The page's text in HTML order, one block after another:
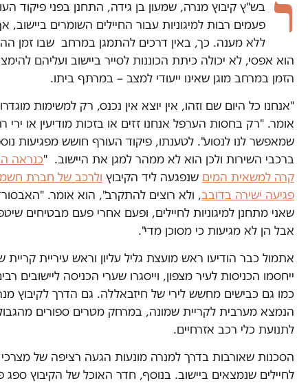
ר בש"ץ קיבוץ מנרה, שמעון בן גידה, התחנן בפני פיקוד
פעמים רבות למיגוניות עבור החיילים השומרים ביישוב,
ללא מענה. כך, באין דרכים להתמגן במרחב שבו זמן
הוא אפסי, לא יכולה כיתת הכוננות לסייר ביישוב ועליהם
הזמן במרחב מוגן שאינו ייעודי למצב – במרתף ביתו.
"אנחנו כל היום שם וזהו, אין יוצא אין נכנס, רק למשימות
אומר. "רק בחסות הערפל אנחנו זזים או בזכות מודיעין או ירי
שמאפשר לנו לנסוע". לטענתו, פיקוד העורף חושש מפגיעות
ברכבי השירות ולכן הוא לא ממהר למגן את היישוב. "כנראה
קרה למשאית המים שנפגעה ליד הקיבוץ ולרכב של חברת
פגיעה ישירה בדובב, ולא רוצים להתקרב", הוא אומר.
שאני מתחנן למיגוניות לחיילים, ופעם אחרי פעם מבטיחים
אבל הן לא מגיעות כי מסוכן מדי".
אתמול כבר הודיעו ראש מועצת גליל עליון וראש עיריית קריית
ייחסמו הכניסות לעיר מצפון, וייסגרו שערי הכניסה ליישובים
כמו גם כבישים מחשש לירי של חיזבאללה. גם הדרך לקיבוץ
הנמצא מערבית לקריית שמונה, במרחק מטרים ספורים
לתנועת כלי רכב אזרחיים.
הסכנות שאורבות בדרך למנרה מונעות הגעה רציפה של מצרכי
לחיילים שנמצאים ביישוב. בנוסף, חדר האוכל של הקיבוץ ספג